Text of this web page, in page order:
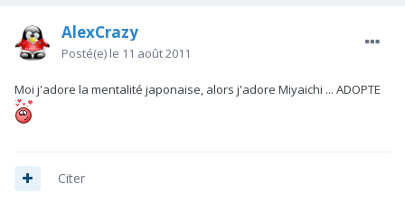
AlexCrazy
Posté(e) le 11 août 2011
Moi j'adore la mentalité japonaise, alors j'adore Miyaichi ... ADOPTE
Citer